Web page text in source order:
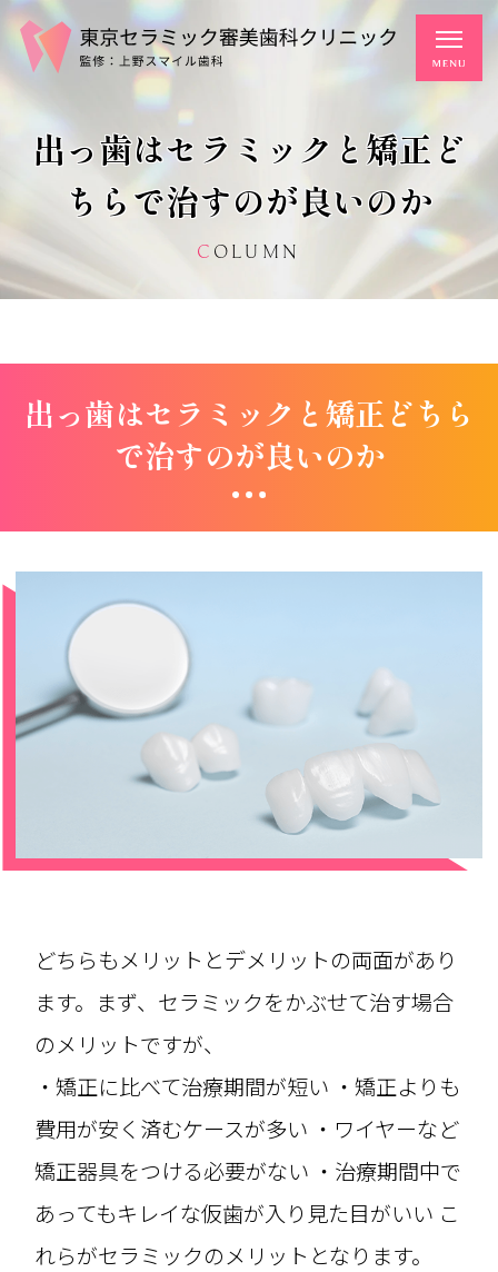
出っ歯はセラミックと矯正ど
ちらで治すのが良いのか
COLUMN
出っ歯はセラミックと矯正どちら
で治すのが良いのか
どちらもメリットとデメリットの両面があり
ます。まず、セラミックをかぶせて治す場合
のメリットですが、
・矯正に比べて治療期間が短い ・矯正よりも
費用が安く済むケースが多い ・ワイヤーなど
矯正器具をつける必要がない ・治療期間中で
あってもキレイな仮歯が入り見た目がいい こ
れらがセラミックのメリットとなります。